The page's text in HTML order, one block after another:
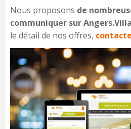
Nous proposons de
communiquer sur
le détail de nos offres,